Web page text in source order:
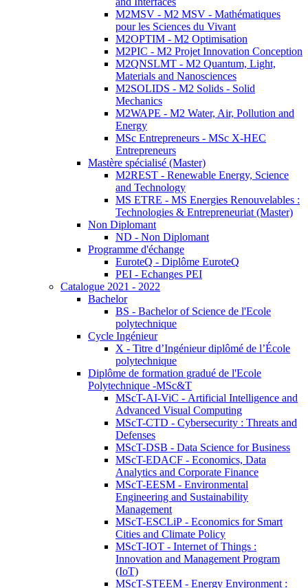
M2MSV - M2 MSV - Mathématiques
pour les Sciences du Vivant
M2OPTIM - M2 Optimisation
M2PIC - M2 Projet Innovation Conception
M2QNSLMT - M2 Quantum, Light,
Materials and Nanosciences
M2SOLIDS - M2 Solids - Solid
Mechanics
M2WAPE - M2 Water, Air, Pollution and
Energy
MSc Entrepreneurs - MSc X-HEC
Entrepreneurs
Mastère spécialisé (Master)
M2REST - Renewable Energy, Science
and Technology
MS ETRE - MS Energies Renouvelables :
Technologies & Entrepreneuriat (Master)
Non Diplomant
ND - Non Diplomant
Programme d'échange
EuroteQ - Diplôme EuroteQ
PEI - Echanges PEI
Catalogue 2021 - 2022
Bachelor
BS - Bachelor of Science de l'Ecole
polytechnique
Cycle Ingénieur
X - Titre d’Ingénieur diplômé de l’École
polytechnique
Diplôme de formation gradué de l'Ecole
Polytechnique -MSc&T
MScT-AI-ViC - Artificial Intelligence and
Advanced Visual Computing
MScT-CTD - Cybersecurity : Threats and
Defenses
MScT-DSB - Data Science for Business
MScT-EDACF - Economics, Data
Analytics and Corporate Finance
MScT-EESM - Environmental
Engineering and Sustainability
Management
MScT-ESCLiP - Economics for Smart
Cities and Climate Policy
MScT-IOT - Internet of Things :
Innovation and Management Program
(IoT)
MScT-STEEM - Energy Environment :